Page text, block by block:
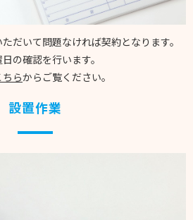
だいて問題なければ契約となります。
の確認を行います。
ちらからご覧ください。
設置作業